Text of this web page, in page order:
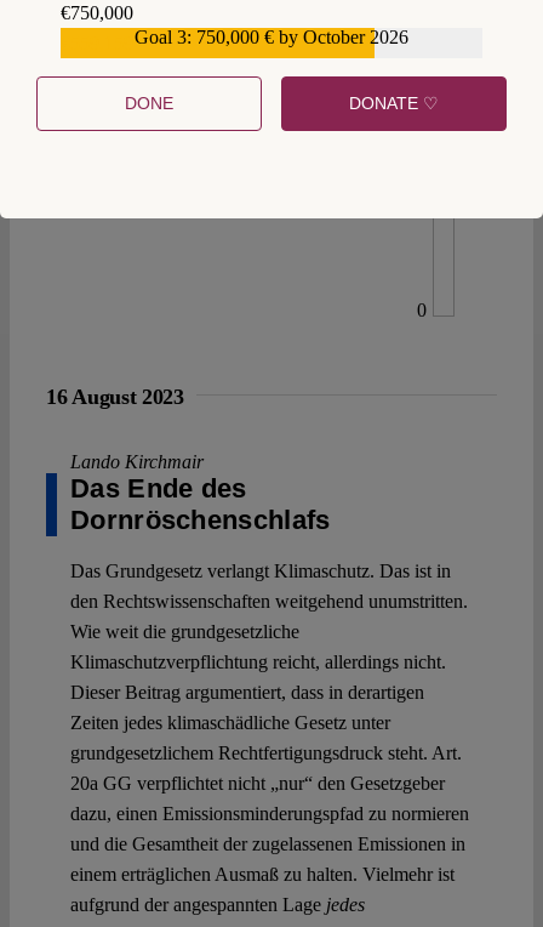
0
16 August 2023
Lando Kirchmair
Das Ende des
Dornröschenschlafs
Das Grundgesetz verlangt Klimaschutz. Das ist in
den Rechtswissenschaften weitgehend unumstritten.
Wie weit die grundgesetzliche
Klimaschutzverpflichtung reicht, allerdings nicht.
Dieser Beitrag argumentiert, dass in derartigen
Zeiten jedes klimaschädliche Gesetz unter
grundgesetzlichem Rechtfertigungsdruck steht. Art.
20a GG verpflichtet nicht „nur“ den Gesetzgeber
dazu, einen Emissionsminderungspfad zu normieren
und die Gesamtheit der zugelassenen Emissionen in
einem erträglichen Ausmaß zu halten. Vielmehr ist
aufgrund der angespannten Lage jedes
€750,000
Goal 3: 750,000 € by October 2026
DONE DONATE ♡